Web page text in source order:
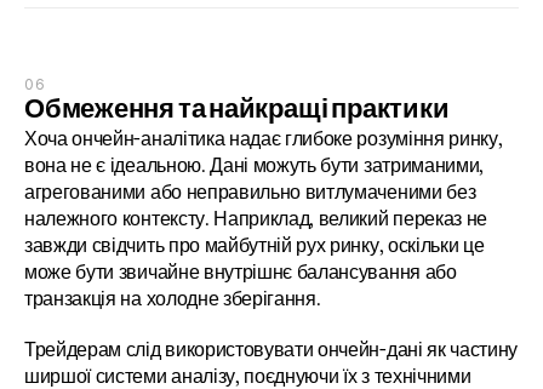
06
Обмеження та найкращі практики
Хоча ончейн-аналітика надає глибоке розуміння ринку,
вона не є ідеальною. Дані можуть бути затриманими,
агрегованими або неправильно витлумаченими без
належного контексту. Наприклад, великий переказ не
завжди свідчить про майбутній рух ринку, оскільки це
може бути звичайне внутрішнє балансування або
транзакція на холодне зберігання.
Трейдерам слід використовувати ончейн-дані як частину
ширшої системи аналізу, поєднуючи їх з технічними